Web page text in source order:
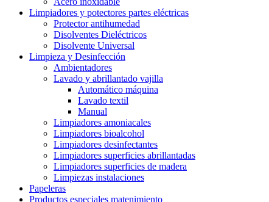
Limpiadores y potectores partes eléctricas
Protector antihumedad
Disolventes Dieléctricos
Disolvente Universal
Limpieza y Desinfección
Ambientadores
Lavado y abrillantado vajilla
Automático máquina
Lavado textil
Manual
Limpiadores amoniacales
Limpiadores bioalcohol
Limpiadores desinfectantes
Limpiadores superficies abrillantadas
Limpiadores superficies de madera
Limpiezas instalaciones
Papeleras
Productos especiales matenimiento